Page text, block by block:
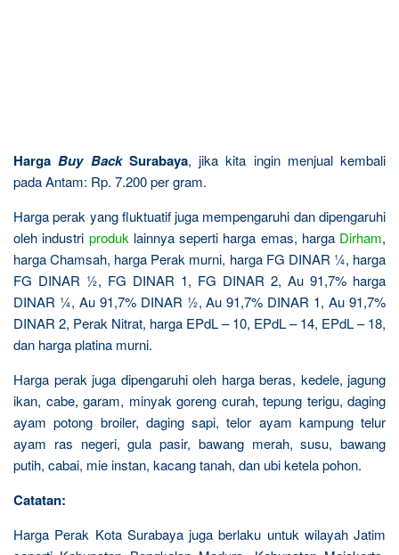
HargaBuy BackSurabaya, jika kita ingin menjual kembali
pada Antam: Rp. 7.200 per gram.
Harga perak yang fluktuatif juga mempengaruhi dan dipengaruhi
oleh industri produk lainnya seperti harga emas, harga Dirham,
harga Chamsah, harga Perak murni, harga FG DINAR ¼, harga
FG DINAR ½, FG DINAR 1, FG DINAR 2, Au 91,7% harga
DINAR ¼, Au 91,7% DINAR ½, Au 91,7% DINAR 1, Au 91,7%
DINAR 2, Perak Nitrat, harga EPdL – 10, EPdL – 14, EPdL – 18,
dan harga platina murni.
Harga perak juga dipengaruhi oleh harga beras, kedele, jagung
ikan, cabe, garam, minyak goreng curah, tepung terigu, daging
ayam potong broiler, daging sapi, telor ayam kampung telur
ayam ras negeri, gula pasir, bawang merah, susu, bawang
putih, cabai, mie instan, kacang tanah, dan ubi ketela pohon.
Catatan:
Harga Perak Kota Surabaya juga berlaku untuk wilayah Jatim